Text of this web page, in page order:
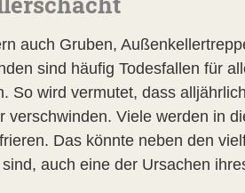
auch Gruben,
sind häufig Todesfallen für
So wird vermutet, dass
Viele werden in
Das könnte neben den
auch eine der Ursachen